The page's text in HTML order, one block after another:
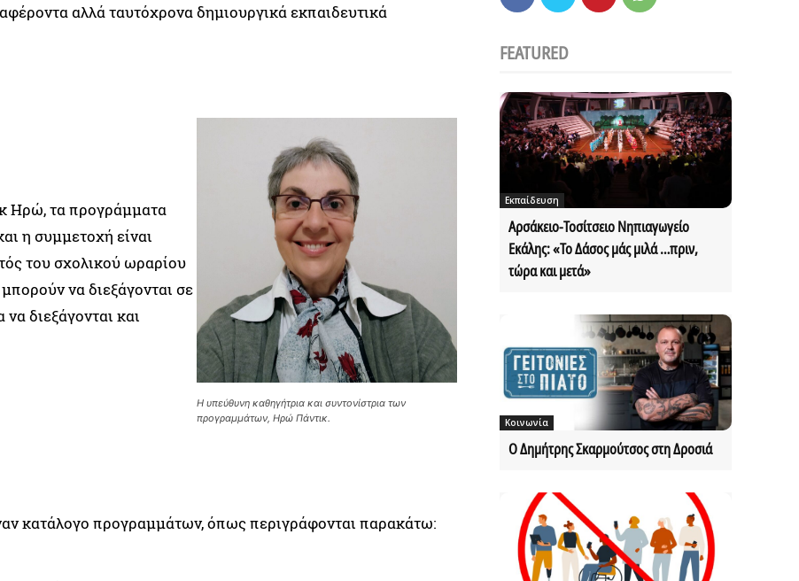
αλλά ταυτόχρονα δημιουργικά εκπαιδευτικά
Ηρώ, τα προγράμματα
η συμμετοχή είναι
του σχολικού ωραρίου
να διεξάγονται σε
διεξάγονται και
Η υπεύθυνη καθηγήτρια και συντονίστρια των
προγραμμάτων, Ηρώ Πάντικ.
κατάλογο προγραμμάτων, όπως περιγράφονται παρακάτω:
FEATURED
Εκπαίδευση
Αρσάκειο-Τοσίτσειο Νηπιαγωγείο
Εκάλης: «Το Δάσος μάς μιλά …πριν,
τώρα και μετά»
Κοινωνία
Ο Δημήτρης Σκαρμούτσος στη Δροσιά